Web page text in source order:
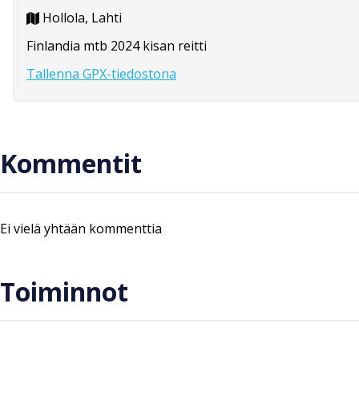
Hollola, Lahti
Finlandia mtb 2024 kisan reitti
Tallenna GPX-tiedostona
Kommentit
Ei vielä yhtään kommenttia
Toiminnot